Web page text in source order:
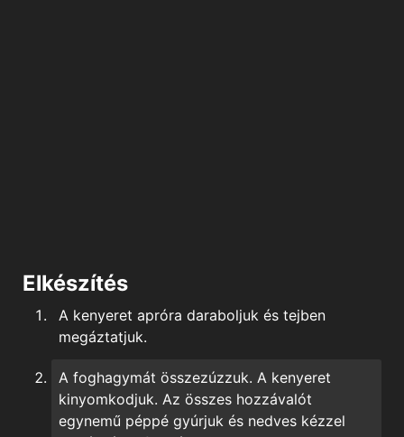
Elkészítés
A kenyeret apróra daraboljuk és tejben
megáztatjuk.
A foghagymát összezúzzuk. A kenyeret
kinyomkodjuk. Az összes hozzávalót
egynemű péppé gyúrjuk és nedves kézzel